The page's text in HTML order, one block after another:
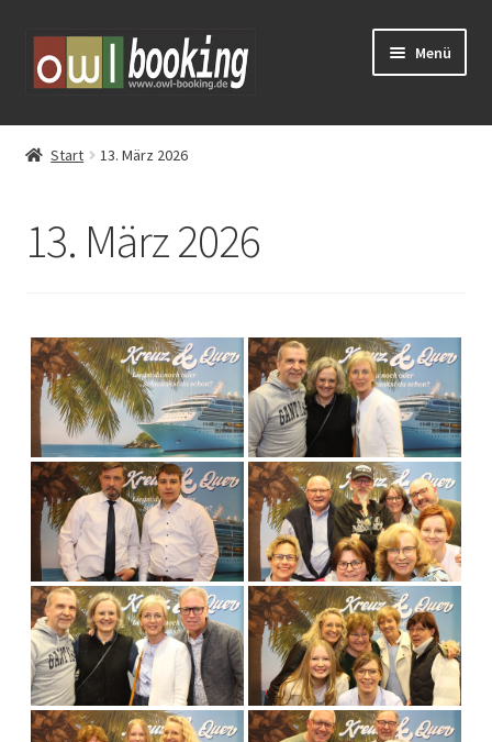
Zur
Navigation
springen
Zum
Inhalt
springen
Menü
Tickets
Vorverkauf
Schlosstheater Fürstenberg – Kreuz & Quer
Start 13. März 2026
13. März 2026